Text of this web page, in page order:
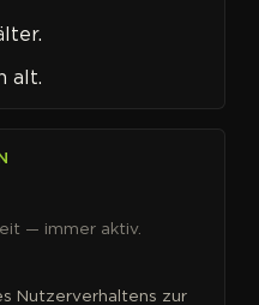
von Royal
Aroma-Profil
Der 70 % Indica-
ein THC-Potential
alt.
— immer aktiv.
Nutzerverhaltens zur